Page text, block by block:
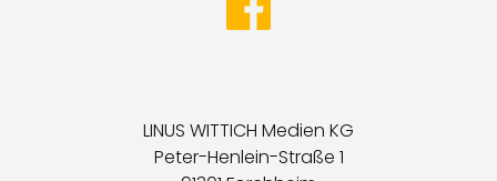
LINUS WITTICH Medien KG
Peter-Henlein-Straße 1